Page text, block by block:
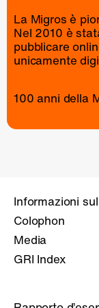
La Migros è
Nel 2010 è
pubblicare
unicamente
100 anni della
Informazioni
Colophon
Media
GRI Index